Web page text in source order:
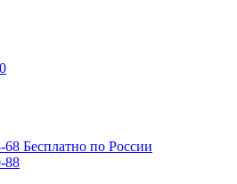
0
68 Бесплатно по России
88